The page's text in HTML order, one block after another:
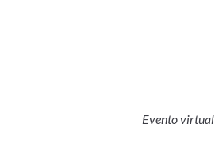
Evento virtual